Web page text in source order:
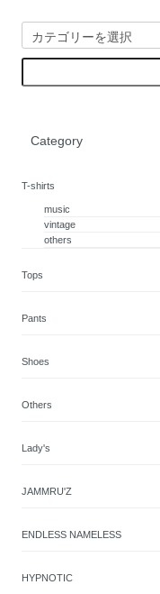
Category
T-shirts
music
vintage
others
Tops
Pants
Shoes
Others
Lady's
JAMMRU'Z
ENDLESS NAMELESS
HYPNOTIC